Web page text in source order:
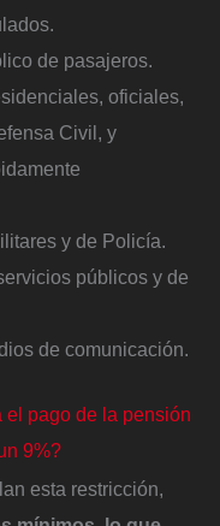
de pasajeros.
oficiales,
Civil, y
y de Policía.
públicos y de
de comunicación.
pago de la pensión
9%?
esta restricción,